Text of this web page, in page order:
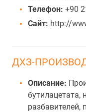
Телефон: +90
Сайт: http://
ДХЗ-
Описание:
бутилацетата,